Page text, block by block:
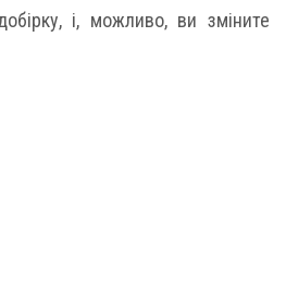
і, можливо, ви зміните